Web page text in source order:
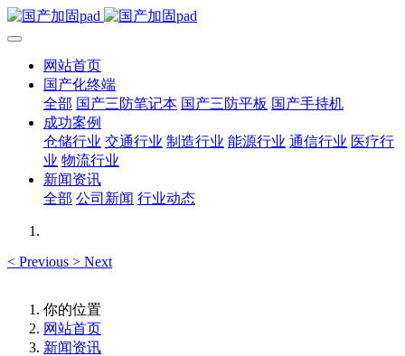
网站首页
国产化终端
全部 国产三防笔记本 国产三防平板 国产手持机
成功案例
仓储行业 交通行业 制造行业 能源行业 通信行业 医疗行
业 物流行业
新闻资讯
全部 公司新闻 行业动态
< Previous > Next
你的位置
网站首页
新闻资讯